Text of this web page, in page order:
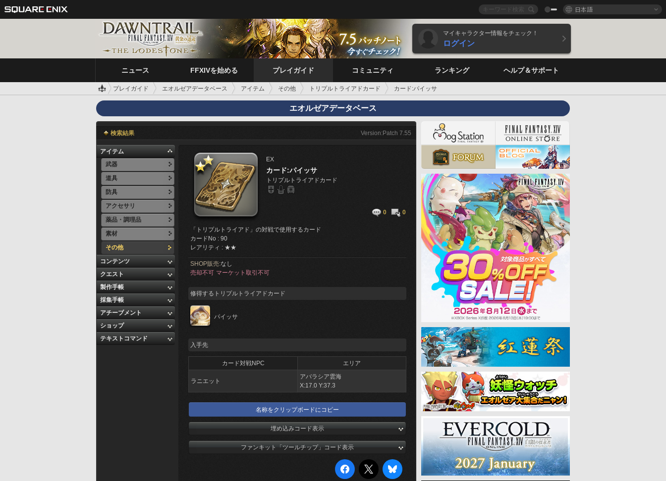
日本語
マイキャラクター情報をチェック！
ログイン
ニュース FFXIVを始める プレイガイド コミュニティ ランキング ヘルプ＆サポート
プレイガイド エオルゼアデータベース アイテム その他 トリプルトライアドカード カード:パイッサ
エオルゼアデータベース
検索結果 Version:Patch 7.55
アイテム
武器
道具
防具
アクセサリ
薬品・調理品
素材
その他
コンテンツ
クエスト
製作手帳
採集手帳
アチーブメント
ショップ
テキストコマンド
EX
カード:パイッサ
トリプルトライアドカード
0 0
「トリプルトライアド」の対戦で使用するカード
カードNo : 90
レアリティ : ★★
SHOP販売:なし
売却不可 マーケット取引不可
修得するトリプルトライアドカード
パイッサ
入手先
カード対戦NPC エリア
ラニエット
アバラシア雲海
X:17.0 Y:37.3
名称をクリップボードにコピー
埋め込みコード表示
ファンキット「ツールチップ」コード表示